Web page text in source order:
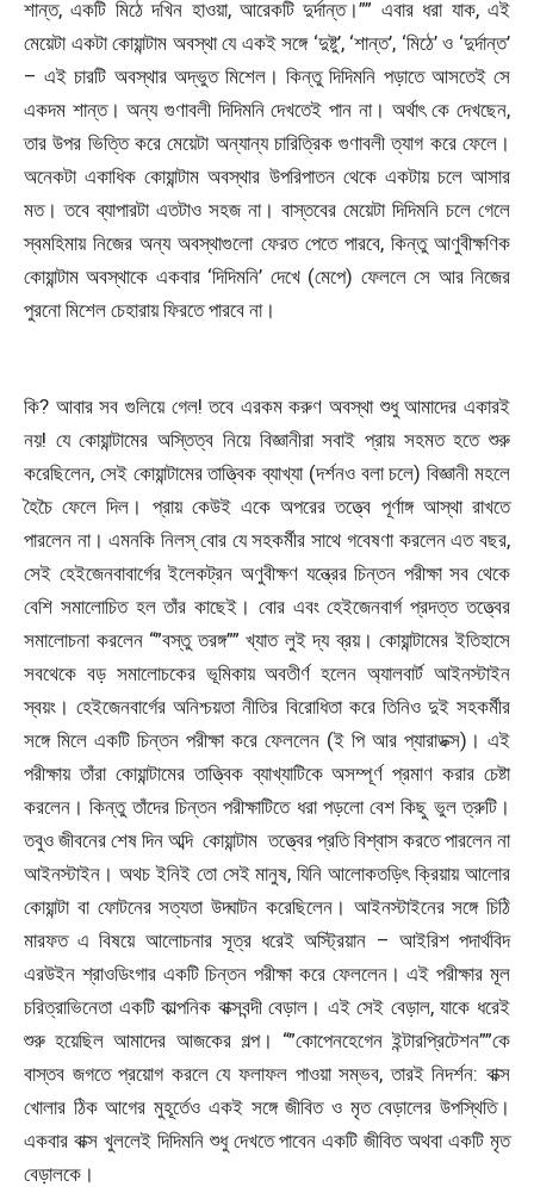
শান্ত, একটি মিঠে দখিন হাওয়া, আরেকটি দুর্দান্ত।”” এবার ধরা যাক, এই
মেয়েটা একটা কোয়ান্টাম অবস্থা যে একই সঙ্গে ‘দুষ্টু’, ‘শান্ত’, ‘মিঠে’ ও ‘দুর্দান্ত’
– এই চারটি অবস্থার অদ্ভুত মিশেল। কিন্তু দিদিমনি পড়াতে আসতেই সে
একদম শান্ত। অন্য গুণাবলী দিদিমনি দেখতেই পান না। অর্থাৎ কে দেখছেন,
তার উপর ভিত্তি করে মেয়েটা অন্যান্য চারিত্রিক গুণাবলী ত্যাগ করে ফেলে।
অনেকটা একাধিক কোয়ান্টাম অবস্থার উপরিপাতন থেকে একটায় চলে আসার
মত। তবে ব্যাপারটা এতটাও সহজ না। বাস্তবের মেয়েটা দিদিমনি চলে গেলে
স্বমহিমায় নিজের অন্য অবস্থাগুলো ফেরত পেতে পারবে, কিন্তু আণুবীক্ষণিক
কোয়ান্টাম অবস্থাকে একবার ‘দিদিমনি’ দেখে (মেপে) ফেললে সে আর নিজের
পুরনো মিশেল চেহারায় ফিরতে পারবে না।
কি? আবার সব গুলিয়ে গেল! তবে এরকম করুণ অবস্থা শুধু আমাদের একারই
নয়! যে কোয়ান্টামের অস্তিত্ব নিয়ে বিজ্ঞানীরা সবাই প্রায় সহমত হতে শুরু
করেছিলেন, সেই কোয়ান্টামের তাত্ত্বিক ব্যাখ্যা (দর্শনও বলা চলে) বিজ্ঞানী মহলে
হৈচৈ ফেলে দিল। প্রায় কেউই একে অপরের তত্ত্বে পূর্ণাঙ্গ আস্থা রাখতে
পারলেন না। এমনকি নিলস্ বোর যে সহকর্মীর সাথে গবেষণা করলেন এত বছর,
সেই হেইজেনবাবার্গের ইলেকট্রন অণুবীক্ষণ যন্ত্রের চিন্তন পরীক্ষা সব থেকে
বেশি সমালোচিত হল তাঁর কাছেই। বোর এবং হেইজেনবার্গ প্রদত্ত তত্ত্বের
সমালোচনা করলেন “”বস্তু তরঙ্গ”” খ্যাত লুই দ্য ব্রয়। কোয়ান্টামের ইতিহাসে
সবথেকে বড় সমালোচকের ভূমিকায় অবতীর্ণ হলেন অ্যালবার্ট আইনস্টাইন
স্বয়ং। হেইজেনবার্গের অনিশ্চয়তা নীতির বিরোধিতা করে তিনিও দুই সহকর্মীর
সঙ্গে মিলে একটি চিন্তন পরীক্ষা করে ফেললেন (ই পি আর প্যারাডক্স)। এই
পরীক্ষায় তাঁরা কোয়ান্টামের তাত্ত্বিক ব্যাখ্যাটিকে অসম্পূর্ণ প্রমাণ করার চেষ্টা
করলেন। কিন্তু তাঁদের চিন্তন পরীক্ষাটিতে ধরা পড়লো বেশ কিছু ভুল ত্রুটি।
তবুও জীবনের শেষ দিন অব্দি কোয়ান্টাম তত্ত্বের প্রতি বিশ্বাস করতে পারলেন না
আইনস্টাইন। অথচ ইনিই তো সেই মানুষ, যিনি আলোকতড়িৎ ক্রিয়ায় আলোর
কোয়ান্টা বা ফোটনের সত্যতা উদ্ঘাটন করেছিলেন। আইনস্টাইনের সঙ্গে চিঠি
মারফত এ বিষয়ে আলোচনার সূত্র ধরেই অস্ট্রিয়ান – আইরিশ পদার্থবিদ
এরউইন শ্রাওডিংগার একটি চিন্তন পরীক্ষা করে ফেললেন। এই পরীক্ষার মূল
চরিত্রাভিনেতা একটি কাল্পনিক বাক্সবন্দী বেড়াল। এই সেই বেড়াল, যাকে ধরেই
শুরু হয়েছিল আমাদের আজকের গল্প। “”কোপেনহেগেন ইন্টারপ্রিটেশন””কে
বাস্তব জগতে প্রয়োগ করলে যে ফলাফল পাওয়া সম্ভব, তারই নিদর্শন: বাক্স
খোলার ঠিক আগের মুহূর্তেও একই সঙ্গে জীবিত ও মৃত বেড়ালের উপস্থিতি।
একবার বাক্স খুললেই দিদিমনি শুধু দেখতে পাবেন একটি জীবিত অথবা একটি মৃত
বেড়ালকে।